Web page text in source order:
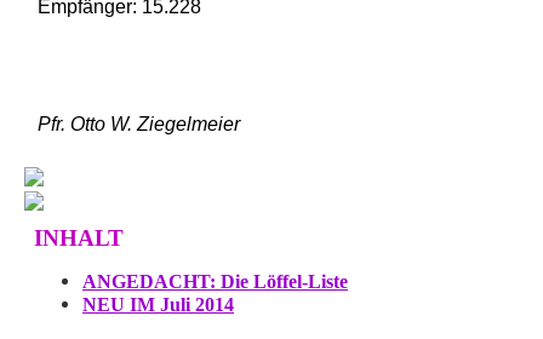
Empfänger: 15.228
Pfr. Otto W. Ziegelmeier
INHALT
ANGEDACHT: Die Löffel-Liste
NEU IM Juli 2014